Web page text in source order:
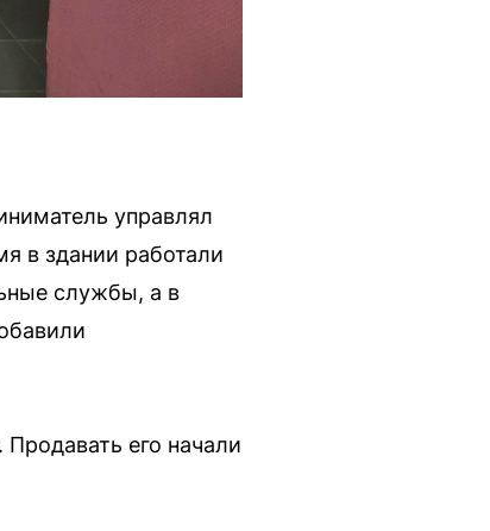
управлял
в здании работали
службы, а в
его начали